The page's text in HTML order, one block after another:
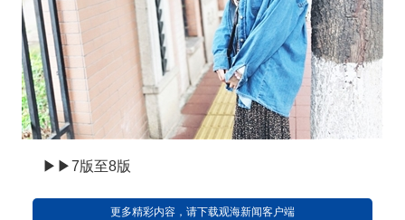
▶▶7版至8版
更多精彩内容，请下载观海新闻客户端